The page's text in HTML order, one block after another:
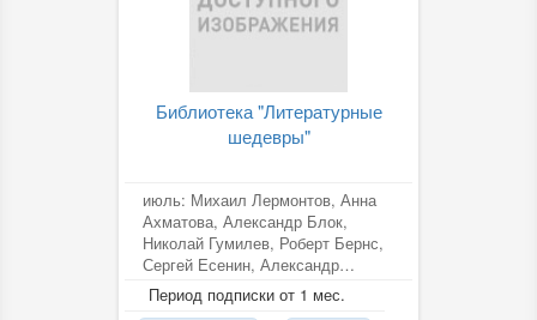
Библиотека "Литературные
шедевры"
июль: Михаил Лермонтов, Анна
Ахматова, Александр Блок,
Николай Гумилев, Роберт Бернс,
Сергей Есенин, Александр
Пушкин, Федор Тютчев август:
Лондон...
Период подписки от 1 мес.